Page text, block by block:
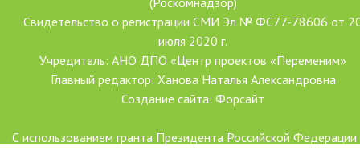
Свидетельство о регистрации СМИ Эл № ФС77-78606 от
июля 2020 г.
Учредитель: АНО ДПО «Центр проектов «Переменим»
Главный редактор: Ханова Наталья Александровна
Создание сайта: Форсайт
С использованием гранта Президента Российской Федерации